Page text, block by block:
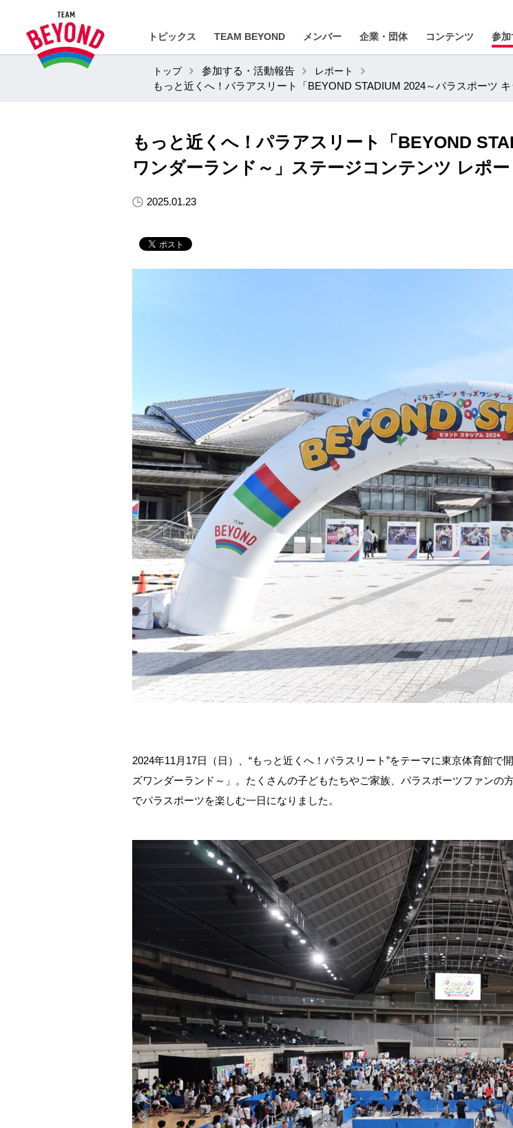
トピックス TEAM BEYOND メンバー 企業・団体 コンテンツ 参加
トップ 参加する・活動報告
レポート
もっと近くへ！パラアスリート「BEYOND STADIUM 2024～パラスポーツ
もっと近くへ！パラアスリート「BEYOND
ワンダーランド～」ステージコンテンツ レポー
2025.01.23
2024年11月17日（日）、“もっと近くへ！パラスリート”をテーマに東京体育館
ズワンダーランド～」。たくさんの子どもたちやご家族、パラスポーツファンの
でパラスポーツを楽しむ一日になりました。